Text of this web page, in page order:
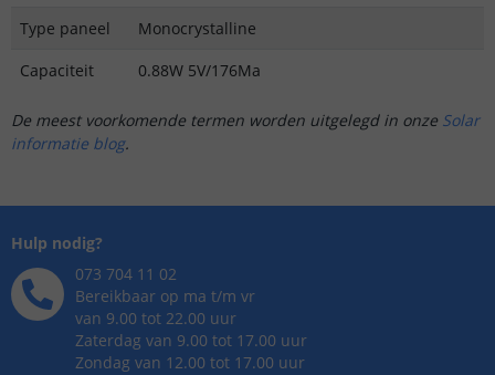
Type paneel
Monocrystalline
Capaciteit
0.88W 5V/176Ma
De meest voorkomende termen worden uitgelegd in onze Solar
informatie blog.
Hulp nodig?
073 704 11 02
Bereikbaar op ma t/m vr
van 9.00 tot 22.00 uur
Zaterdag van 9.00 tot 17.00 uur
Zondag van 12.00 tot 17.00 uur